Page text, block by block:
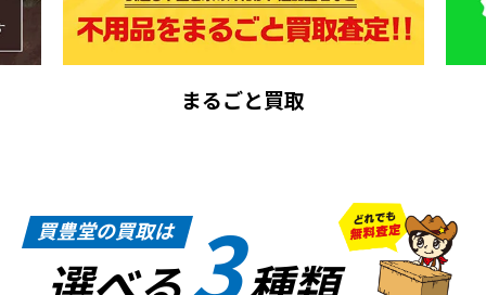
まるごと買取
買豊堂の買取は 3